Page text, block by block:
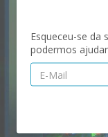
Esqueceu-se da
podermos